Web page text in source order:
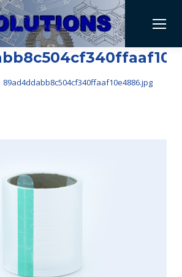
89ad4ddabb8c504cf340ffaaf10e4886.jpg